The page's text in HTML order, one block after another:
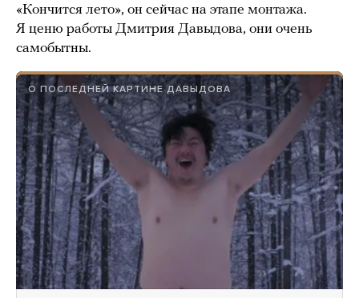
«Кончится лето», он сейчас на этапе монтажа.
Я ценю работы Дмитрия Давыдова, они очень
самобытны.
О ПОСЛЕДНЕЙ КАРТИНЕ ДАВЫДОВА